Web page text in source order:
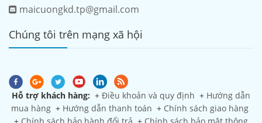
maicuongkd.tp@gmail.com
Chúng tôi trên mạng xã hội
Hỗ trợ khách hàng: + Điều khoản và quy định + Hướng dẫn
mua hàng + Hướng dẫn thanh toán + Chính sách giao hàng
+ Chính sách bảo hành đổi trả + Chính sách bảo mật thông